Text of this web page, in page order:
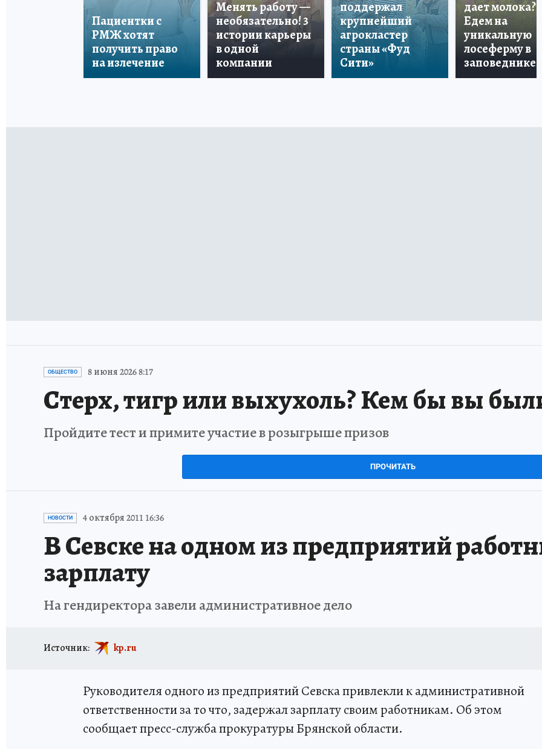
Пациентки с
РМЖ хотят
получить право
на излечение
Менять работу —
необязательно! 3
истории карьеры
в одной
компании
поддержал
крупнейший
агрокластер
страны «Фуд
Сити»
дает молока?
Едем на
уникальную
лосеферму в
заповеднике!
ОБЩЕСТВО 8 июня 2026 8:17
Стерх, тигр или выхухоль? Кем бы вы
Пройдите тест и примите участие в розыгрыше призов
ПРОЧИТАТЬ
НОВОСТИ 4 октября 2011 16:36
В Севске на одном из предприятий
зарплату
На гендиректора завели административное дело
Источник: kp.ru
Руководителя одного из предприятий Севска привлекли к административной
ответственности за то что, задержал зарплату своим работникам. Об этом
сообщает пресс-служба прокуратуры Брянской области.